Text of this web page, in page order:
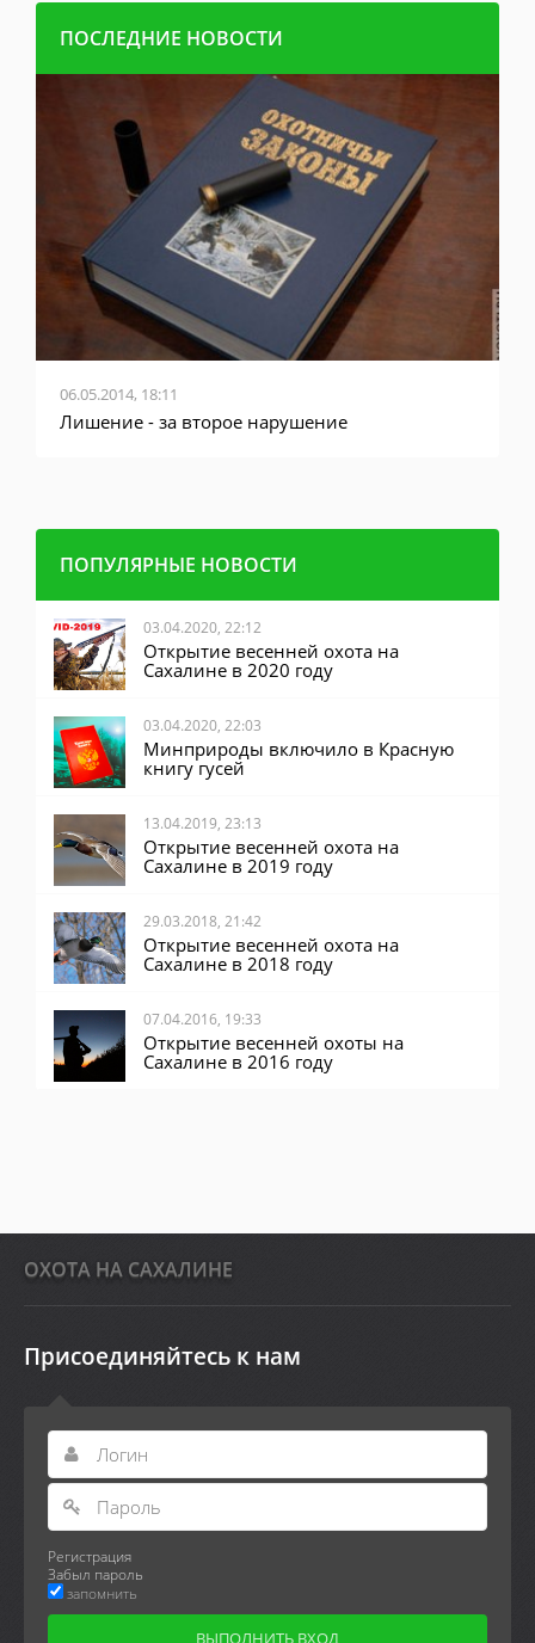
ПОСЛЕДНИЕ НОВОСТИ
06.05.2014, 18:11
Лишение - за второе нарушение
ПОПУЛЯРНЫЕ НОВОСТИ
03.04.2020, 22:12
Открытие весенней охота на
Сахалине в 2020 году
03.04.2020, 22:03
Минприроды включило в Красную
книгу гусей
13.04.2019, 23:13
Открытие весенней охота на
Сахалине в 2019 году
29.03.2018, 21:42
Открытие весенней охота на
Сахалине в 2018 году
07.04.2016, 19:33
Открытие весенней охоты на
Сахалине в 2016 году
ОХОТА НА САХАЛИНЕ
Присоединяйтесь к нам
Регистрация
Забыл пароль
запомнить